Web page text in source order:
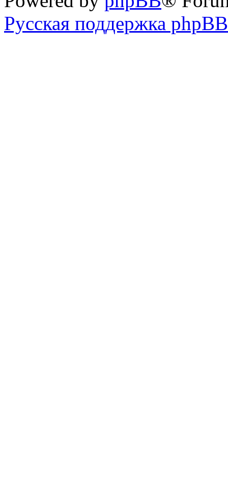
Русская поддержка phpBB